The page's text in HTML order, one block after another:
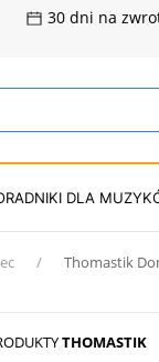
30 dni na
DLA
Thomastik
THOMASTIK